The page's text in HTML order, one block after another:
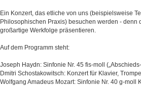
Ein Konzert, das etliche von uns (beispielsweise
Philosophischen Praxis) besuchen werden -
großartige Werkfolge präsentieren.
Auf dem Programm steht:
Joseph Haydn: Sinfonie Nr. 45 fis-moll
Dmitri Schostakowitsch: Konzert für Klavier,
Wolfgang Amadeus Mozart: Sinfonie Nr. 40 g-moll